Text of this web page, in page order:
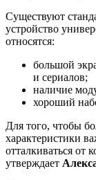
Существуют
устройство
относятся:
большой
и сериалов;
наличие
хороший
Для того, чтобы
характеристики
отталкиваться от
утверждает